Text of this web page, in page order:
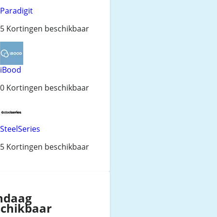
Paradigit
5 Kortingen beschikbaar
iBood
0 Kortingen beschikbaar
SteelSeries
5 Kortingen beschikbaar